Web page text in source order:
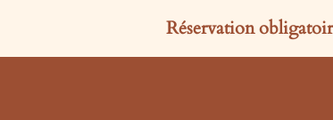
Réservation